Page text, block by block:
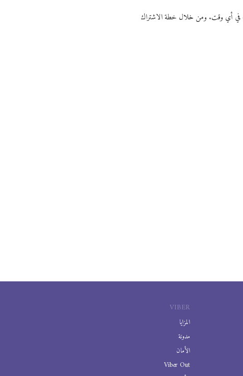
في أي وقت. ومن خلال خطة الاشتراك
VIBER
المزايا
مدونة
الأمان
Viber Out